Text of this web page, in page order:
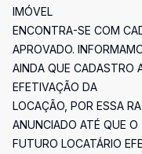
IMÓVEL
ENCONTRA-SE COM
APROVADO.
AINDA QUE CADASTRO
EFETIVAÇÃO DA
LOCAÇÃO, POR ESSA
ANUNCIADO ATÉ QUE O
FUTURO LOCATÁRIO